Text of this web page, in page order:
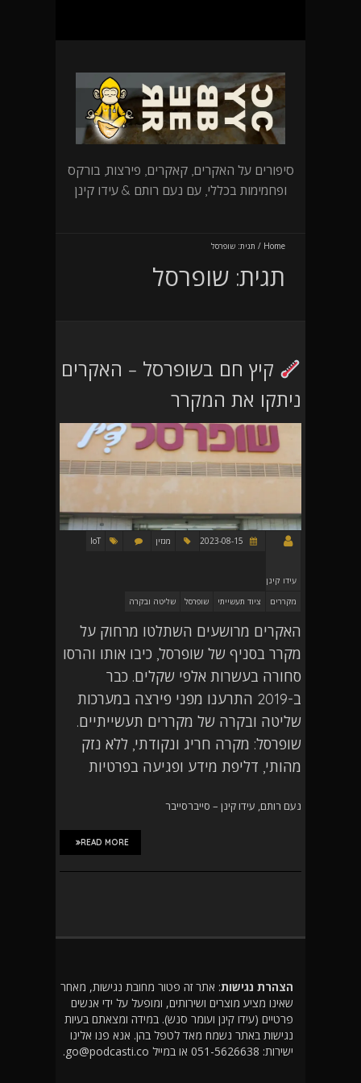
סיפורים על האקרים, קאקרים, פירצות, בורקס
ופחמימות בכללי, עם נעם רותם & עידו קינן
Home
/ תגית: שופרסל
תגית: שופרסל
קיץ חם בשופרסל – האקרים
ניתקו את המקרר
עידו קינן
מגזין IoT
מקררים ציוד תעשייתי שופרסל שליטה ובקרה
האקרים מרושעים השתלטו מרחוק על
מקרר בסניף של שופרסל, כיבו אותו והרסו
סחורה בעשרות אלפי שקלים. כבר
ב-2019 התרענו מפני פירצה במערכות
שליטה ובקרה של מקררים תעשייתיים.
שופרסל: מקרה חריג ונקודתי, ללא נזק
מהותי, דליפת מידע ופגיעה בפרטיות
נעם רותם, עידו קינן – סייברסייבר
READ MORE
הצהרת נגישות: אתר זה פטור מחובת נגישות, מאחר
שאינו מציע מוצרים ושירותים, ומופעל על ידי אנשים
פרטיים (עידו קינן ועומר סנש). במידה ומצאתם בעיות
נגישות באתר נשמח מאד לטפל בהן. אנא פנו אלינו
ישירות: 051-5626638 או במייל go@podcasti.co.